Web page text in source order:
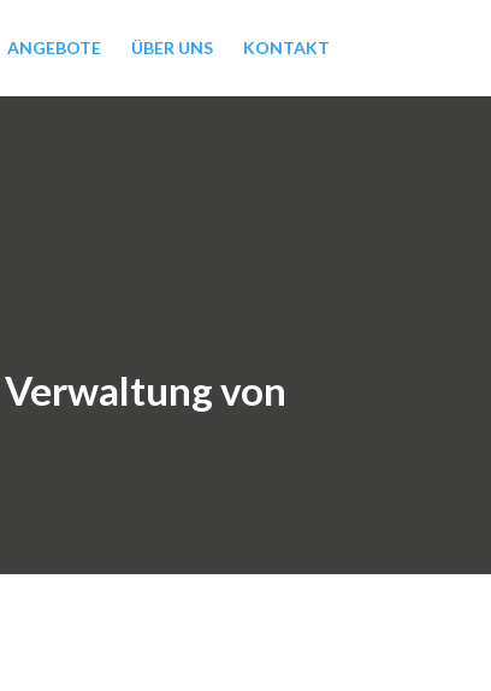
ANGEBOTE ÜBER UNS KONTAKT
von